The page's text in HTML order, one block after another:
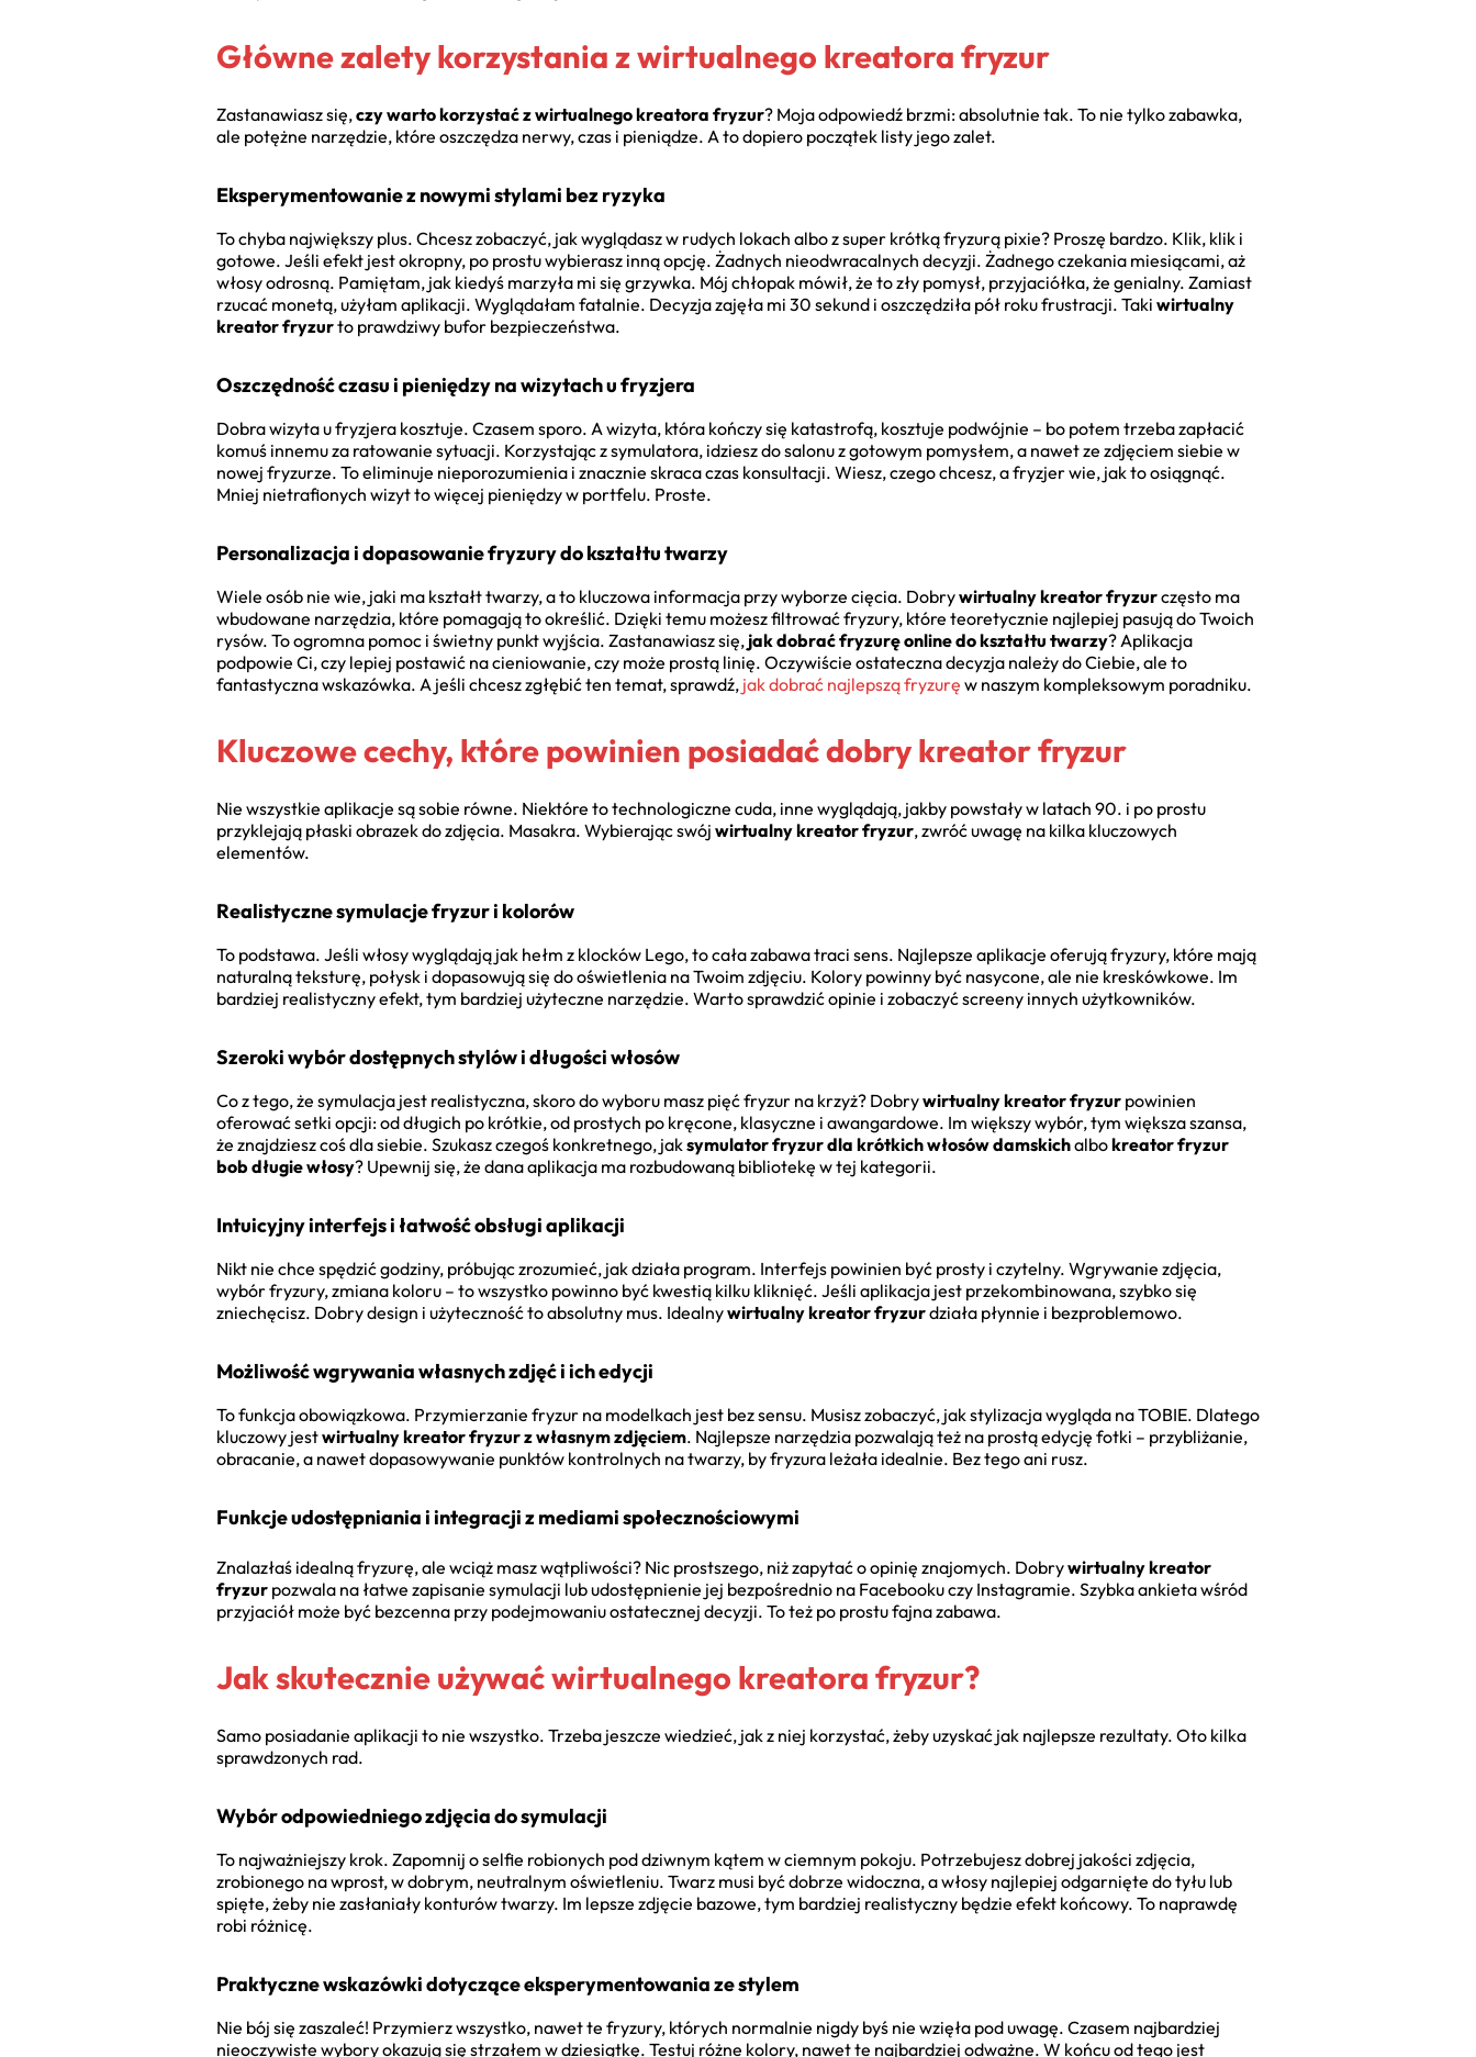
Główne zalety korzystania z wirtualnego kreatora fryzur
Zastanawiasz się,czy warto korzystać z wirtualnego kreatora fryzur? Moja odpowiedź brzmi: absolutnie tak. To nie tylko zabawka,
ale potężne narzędzie, które oszczędza nerwy, czas i pieniądze. A to dopiero początek listy jego zalet.
Eksperymentowanie z nowymi stylami bez ryzyka
To chyba największy plus. Chcesz zobaczyć, jak wyglądasz w rudych lokach albo z super krótką fryzurą pixie? Proszę bardzo. Klik, klik i
gotowe. Jeśli efekt jest okropny, po prostu wybierasz inną opcję. Żadnych nieodwracalnych decyzji. Żadnego czekania miesiącami, aż
włosy odrosną. Pamiętam, jak kiedyś marzyła mi się grzywka. Mój chłopak mówił, że to zły pomysł, przyjaciółka, że genialny. Zamiast
rzucać monetą, użyłam aplikacji. Wyglądałam fatalnie. Decyzja zajęła mi 30 sekund i oszczędziła pół roku frustracji. Taki wirtualny
kreator fryzurto prawdziwy bufor bezpieczeństwa.
Oszczędność czasu i pieniędzy na wizytach u fryzjera
Dobra wizyta u fryzjera kosztuje. Czasem sporo. A wizyta, która kończy się katastrofą, kosztuje podwójnie – bo potem trzeba zapłacić
komuś innemu za ratowanie sytuacji. Korzystając z symulatora, idziesz do salonu z gotowym pomysłem, a nawet ze zdjęciem siebie w
nowej fryzurze. To eliminuje nieporozumienia i znacznie skraca czas konsultacji. Wiesz, czego chcesz, a fryzjer wie, jak to osiągnąć.
Mniej nietrafionych wizyt to więcej pieniędzy w portfelu. Proste.
Personalizacja i dopasowanie fryzury do kształtu twarzy
Wiele osób nie wie, jaki ma kształt twarzy, a to kluczowa informacja przy wyborze cięcia. Dobrywirtualny kreator fryzurczęsto ma
wbudowane narzędzia, które pomagają to określić. Dzięki temu możesz filtrować fryzury, które teoretycznie najlepiej pasują do Twoich
rysów. To ogromna pomoc i świetny punkt wyjścia. Zastanawiasz się, jak dobrać fryzurę online do kształtu twarzy? Aplikacja
podpowie Ci, czy lepiej postawić na cieniowanie, czy może prostą linię. Oczywiście ostateczna decyzja należy do Ciebie, ale to
fantastyczna wskazówka. A jeśli chcesz zgłębić ten temat, sprawdź, jak dobrać najlepszą fryzurę w naszym kompleksowym poradniku.
Kluczowe cechy, które powinien posiadać dobry kreator fryzur
Nie wszystkie aplikacje są sobie równe. Niektóre to technologiczne cuda, inne wyglądają, jakby powstały w latach 90. i po prostu
przyklejają płaski obrazek do zdjęcia. Masakra. Wybierając swój wirtualny kreator fryzur, zwróć uwagę na kilka kluczowych
elementów.
Realistyczne symulacje fryzur i kolorów
To podstawa. Jeśli włosy wyglądają jak hełm z klocków Lego, to cała zabawa traci sens. Najlepsze aplikacje oferują fryzury, które mają
naturalną teksturę, połysk i dopasowują się do oświetlenia na Twoim zdjęciu. Kolory powinny być nasycone, ale nie kreskówkowe. Im
bardziej realistyczny efekt, tym bardziej użyteczne narzędzie. Warto sprawdzić opinie i zobaczyć screeny innych użytkowników.
Szeroki wybór dostępnych stylów i długości włosów
Co z tego, że symulacja jest realistyczna, skoro do wyboru masz pięć fryzur na krzyż? Dobrywirtualny kreator fryzur powinien
oferować setki opcji: od długich po krótkie, od prostych po kręcone, klasyczne i awangardowe. Im większy wybór, tym większa szansa,
że znajdziesz coś dla siebie. Szukasz czegoś konkretnego, jaksymulator fryzur dla krótkich włosów damskichalbokreator fryzur
bob długie włosy? Upewnij się, że dana aplikacja ma rozbudowaną bibliotekę w tej kategorii.
Intuicyjny interfejs i łatwość obsługi aplikacji
Nikt nie chce spędzić godziny, próbując zrozumieć, jak działa program. Interfejs powinien być prosty i czytelny. Wgrywanie zdjęcia,
wybór fryzury, zmiana koloru – to wszystko powinno być kwestią kilku kliknięć. Jeśli aplikacja jest przekombinowana, szybko się
zniechęcisz. Dobry design i użyteczność to absolutny mus. Idealnywirtualny kreator fryzurdziała płynnie i bezproblemowo.
Możliwość wgrywania własnych zdjęć i ich edycji
To funkcja obowiązkowa. Przymierzanie fryzur na modelkach jest bez sensu. Musisz zobaczyć, jak stylizacja wygląda na TOBIE. Dlatego
kluczowy jestwirtualny kreator fryzur z własnym zdjęciem. Najlepsze narzędzia pozwalają też na prostą edycję fotki – przybliżanie,
obracanie, a nawet dopasowywanie punktów kontrolnych na twarzy, by fryzura leżała idealnie. Bez tego ani rusz.
Funkcje udostępniania i integracji z mediami społecznościowymi
Znalazłaś idealną fryzurę, ale wciąż masz wątpliwości? Nic prostszego, niż zapytać o opinię znajomych. Dobrywirtualny kreator
fryzur pozwala na łatwe zapisanie symulacji lub udostępnienie jej bezpośrednio na Facebooku czy Instagramie. Szybka ankieta wśród
przyjaciół może być bezcenna przy podejmowaniu ostatecznej decyzji. To też po prostu fajna zabawa.
Jak skutecznie używać wirtualnego kreatora fryzur?
Samo posiadanie aplikacji to nie wszystko. Trzeba jeszcze wiedzieć, jak z niej korzystać, żeby uzyskać jak najlepsze rezultaty. Oto kilka
sprawdzonych rad.
Wybór odpowiedniego zdjęcia do symulacji
To najważniejszy krok. Zapomnij o selfie robionych pod dziwnym kątem w ciemnym pokoju. Potrzebujesz dobrej jakości zdjęcia,
zrobionego na wprost, w dobrym, neutralnym oświetleniu. Twarz musi być dobrze widoczna, a włosy najlepiej odgarnięte do tyłu lub
spięte, żeby nie zasłaniały konturów twarzy. Im lepsze zdjęcie bazowe, tym bardziej realistyczny będzie efekt końcowy. To naprawdę
robi różnicę.
Praktyczne wskazówki dotyczące eksperymentowania ze stylem
Nie bój się zaszaleć! Przymierz wszystko, nawet te fryzury, których normalnie nigdy byś nie wzięła pod uwagę. Czasem najbardziej
nieoczywiste wybory okazują się strzałem w dziesiątkę. Testuj różne kolory, nawet te najbardziej odważne. W końcu od tego jest